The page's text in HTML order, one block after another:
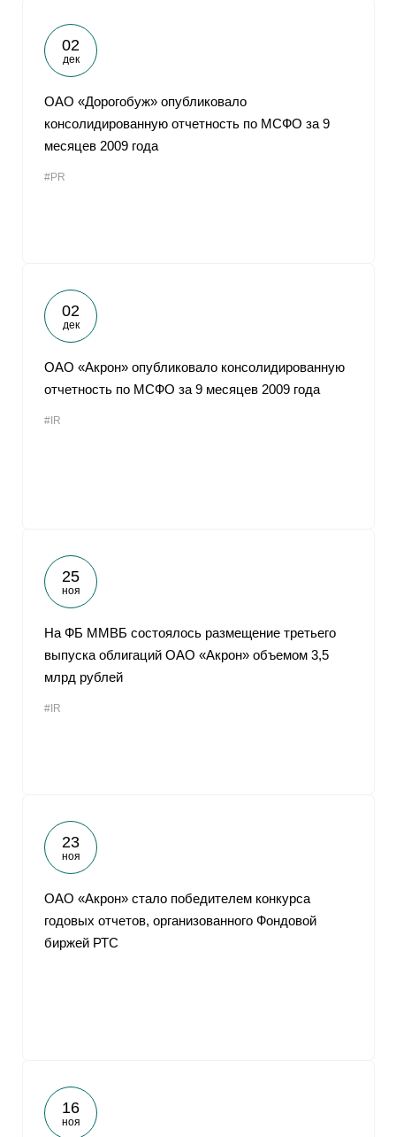
02
дек
ОАО «Дорогобуж» опубликовало
консолидированную отчетность по МСФО за 9
месяцев 2009 года
#PR
02
дек
ОАО «Акрон» опубликовало консолидированную
отчетность по МСФО за 9 месяцев 2009 года
#IR
25
ноя
На ФБ ММВБ состоялось размещение третьего
выпуска облигаций ОАО «Акрон» объемом 3,5
млрд рублей
#IR
23
ноя
ОАО «Акрон» стало победителем конкурса
годовых отчетов, организованного Фондовой
биржей РТС
16
ноя